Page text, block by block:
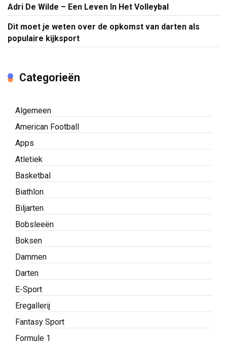
Adri De Wilde – Een Leven In Het Volleybal
Dit moet je weten over de opkomst van darten als
populaire kijksport
Categorieën
Algemeen
American Football
Apps
Atletiek
Basketbal
Biathlon
Biljarten
Bobsleeën
Boksen
Dammen
Darten
E-Sport
Eregallerij
Fantasy Sport
Formule 1